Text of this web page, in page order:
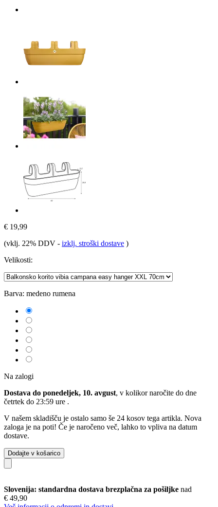
€ 19,99
(vklj. 22% DDV - izklj. stroški dostave )
Velikosti:
Barva: medeno rumena
Na zalogi
Dostava do ponedeljek, 10. avgust, v kolikor naročite do dne
četrtek do 23:59 ure .
V našem skladišču je ostalo samo še 24 kosov tega artikla. Nova
zaloga je na poti! Če je naročeno več, lahko to vpliva na datum
dostave.
Dodajte v košarico
Slovenija: standardna dostava brezplačna za pošiljke nad
€ 49,90